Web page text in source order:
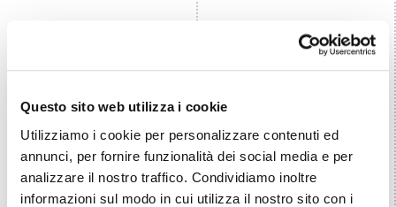
Questo sito web utilizza i cookie
Utilizziamo i cookie per personalizzare contenuti ed
annunci, per fornire funzionalità dei social media e per
analizzare il nostro traffico. Condividiamo inoltre
informazioni sul modo in cui utilizza il nostro sito con i